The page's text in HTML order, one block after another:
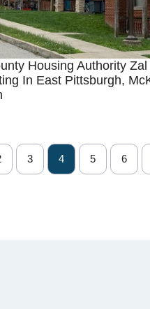
Housing Authority Zal
In East Pittsburgh,
3 4 5 6